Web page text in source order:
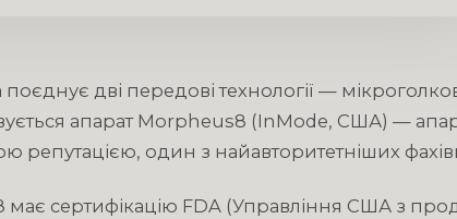
дві передові технології —
апарат Morpheus8 (InMode, США) —
репутацією, один з найавторитетніших
сертифікацію FDA (Управління США з